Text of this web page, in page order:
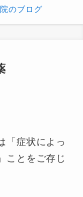
「症状によっ
ことをご存じ